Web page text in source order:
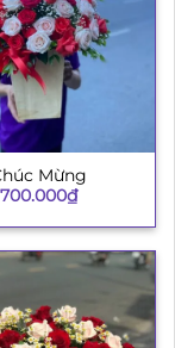
Mừng
700.000₫